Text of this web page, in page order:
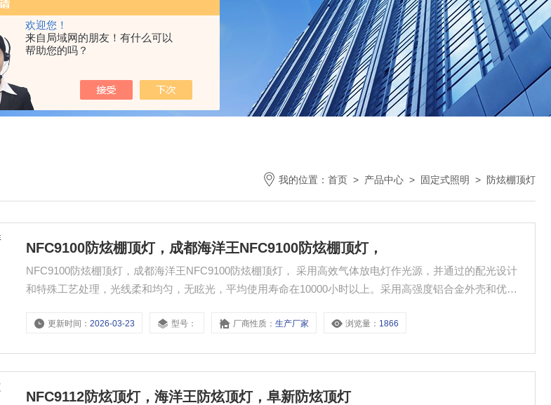
欢迎您！
来自局域网的朋友！有什么可以
帮助您的吗？
我的位置： 首页 > 产品中心 > 固定式照明 > 防炫棚顶灯
NFC9100防炫棚顶灯，成都海洋王NFC9100防炫棚顶灯，
NFC9100防炫棚顶灯，成都海洋王NFC9100防炫棚顶灯， 采用高效气体放电灯作光源，并通过的配光设计
和特殊工艺处理，光线柔和均匀，无眩光，平均使用寿命在10000小时以上。采用高强度铝合金外壳和优化
更新时间：2026-03-23 型号： 厂商性质：生产厂家 浏览量： 1866
NFC9112防炫顶灯，海洋王防炫顶灯，阜新防炫顶灯